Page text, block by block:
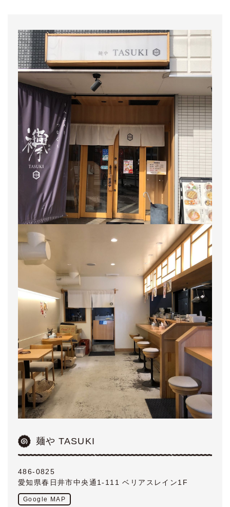
麺や TASUKI
486-0825
愛知県春日井市中央通1-111 ベリアスレイン1F
Google MAP